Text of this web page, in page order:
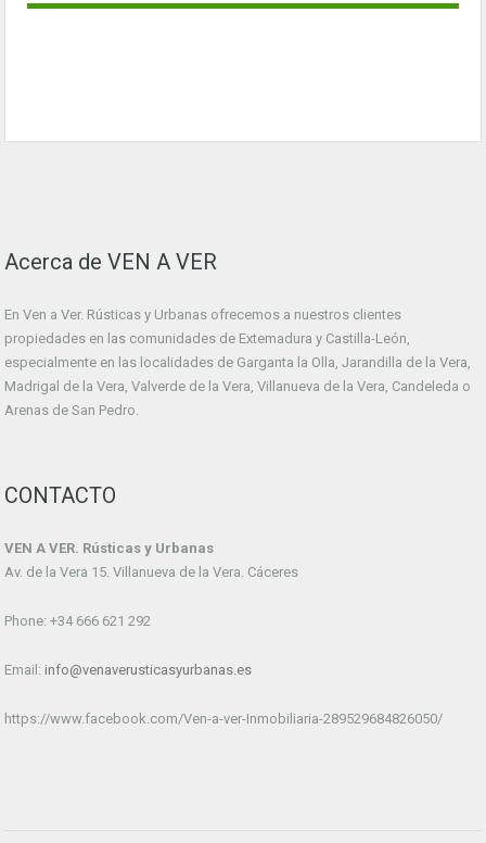
Acerca de VEN A VER
En Ven a Ver. Rústicas y Urbanas ofrecemos a nuestros clientes
propiedades en las comunidades de Extemadura y Castilla-León,
especialmente en las localidades de Garganta la Olla, Jarandilla de la Vera,
Madrigal de la Vera, Valverde de la Vera, Villanueva de la Vera, Candeleda o
Arenas de San Pedro.
CONTACTO
VEN A VER. Rústicas y Urbanas
Av. de la Vera 15. Villanueva de la Vera. Cáceres
Phone: +34 666 621 292
Email: info@venaverusticasyurbanas.es
https://www.facebook.com/Ven-a-ver-Inmobiliaria-289529684826050/